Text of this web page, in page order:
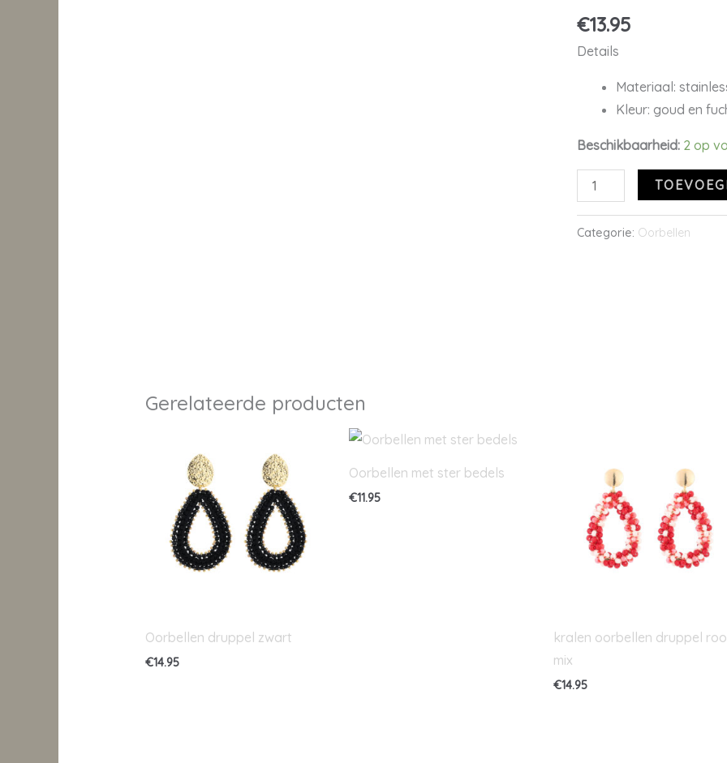
€13.95
Details
Materiaal:
Kleur: goud en
Beschikbaarheid: 2 op
aantal
Categorie: Oorbellen
Gerelateerde producten
Oorbellen druppel zwart
€14.95
Oorbellen met ster bedels
€11.95
kralen oorbellen druppel
mix
€14.95